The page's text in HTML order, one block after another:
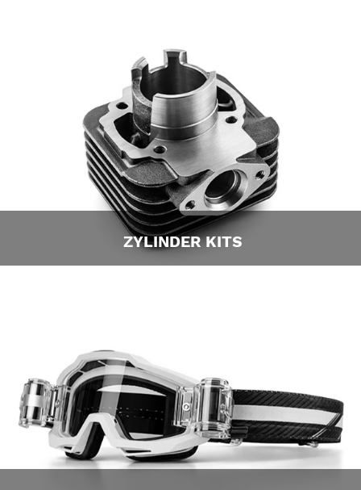
ZYLINDER KITS